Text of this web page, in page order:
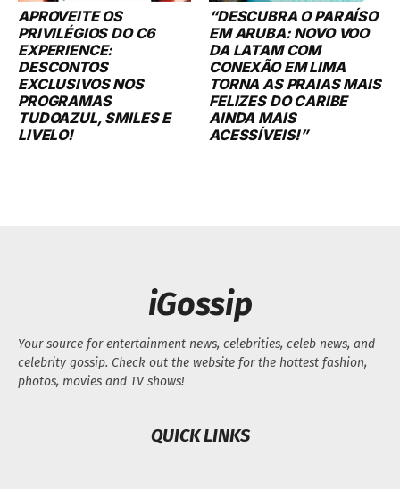
APROVEITE OS
PRIVILÉGIOS DO C6
EXPERIENCE:
DESCONTOS
EXCLUSIVOS NOS
PROGRAMAS
TUDOAZUL, SMILES E
LIVELO!
“DESCUBRA O PARAÍSO
EM ARUBA: NOVO VOO
DA LATAM COM
CONEXÃO EM LIMA
TORNA AS PRAIAS MAIS
FELIZES DO CARIBE
AINDA MAIS
ACESSÍVEIS!”
iGossip
Your source for entertainment news, celebrities, celeb news, and
celebrity gossip. Check out the website for the hottest fashion,
photos, movies and TV shows!
QUICK LINKS